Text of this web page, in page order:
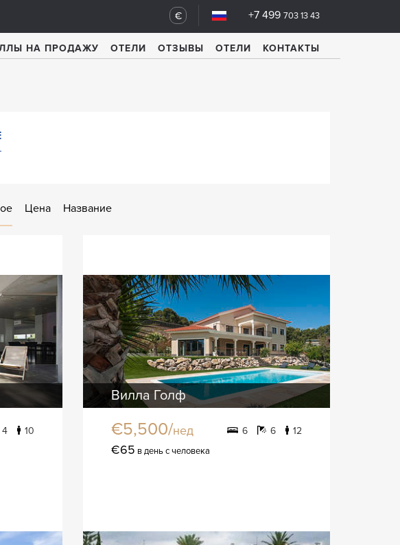
+7 499 703 13 43
€
НА ПРОДАЖУ ОТЕЛИ ОТЗЫВЫ ОТЕЛИ КОНТАКТЫ
Цена Название
4 10
Вилла Голф
€5,500/нед 6 6 12
€65 в день с человека